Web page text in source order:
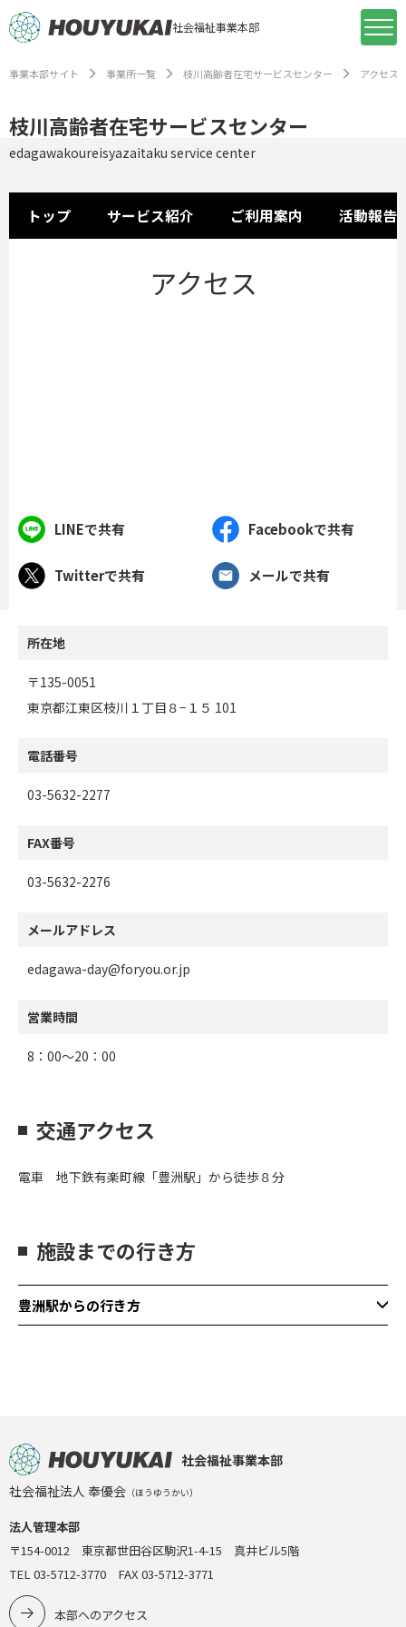
社会福祉事業本部
事業本部サイト 事業所一覧 枝川高齢者在宅サービスセンター アクセス
枝川高齢者在宅サービスセンター
edagawakoureisyazaitaku service center
トップ サービス紹介 ご利用案内 活動報告
アクセス
LINEで共有 Facebookで共有
Twitterで共有 メールで共有
所在地
〒135-0051
東京都江東区枝川１丁目８−１５ 101
電話番号
03-5632-2277
FAX番号
03-5632-2276
メールアドレス
edagawa-day@foryou.or.jp
営業時間
8：00～20：00
交通アクセス
電車 地下鉄有楽町線「豊洲駅」から徒歩８分
施設までの行き方
豊洲駅からの行き方
東京メトロ有楽町線「豊
洲駅」4番出口から地上へ
出ます。
社会福祉事業本部
社会福祉法人 奉優会 （ほうゆうかい）
法人管理本部
〒154-0012 東京都世田谷区駒沢1-4-15 真井ビル5階
TEL 03-5712-3770 FAX 03-5712-3771
本部へのアクセス